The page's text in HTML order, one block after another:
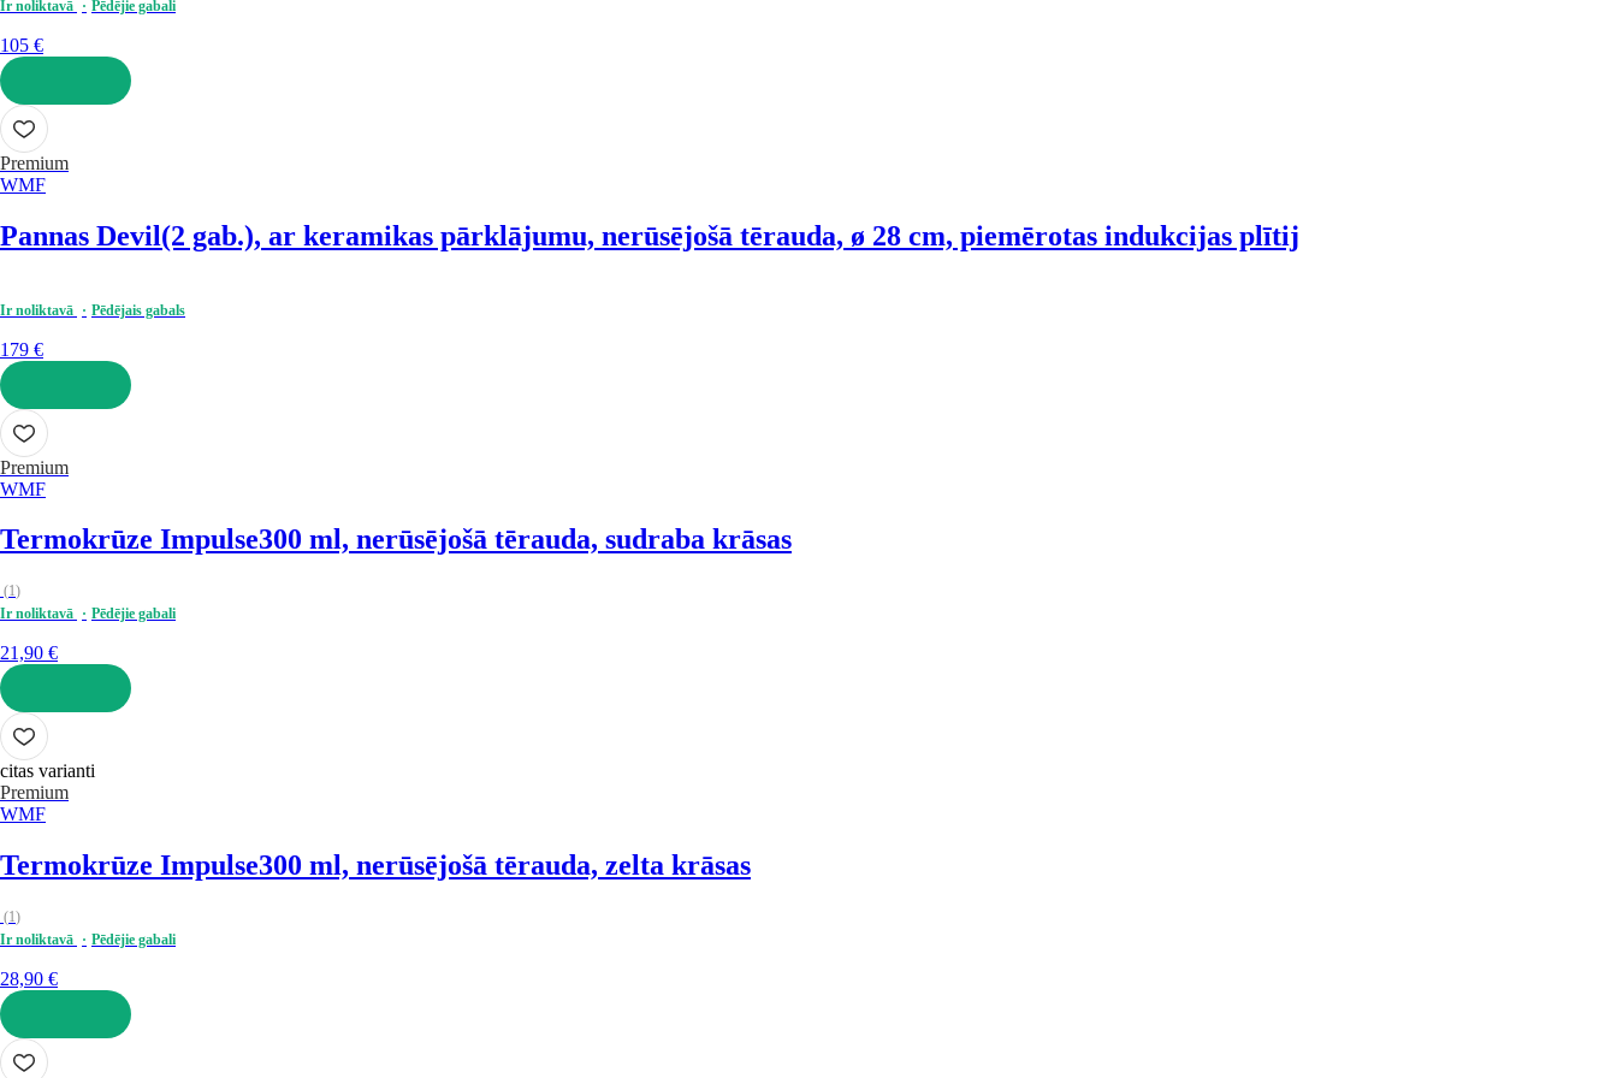
Ir noliktavā Pēdējie gabali
105 €
LIKT GROZĀ
Premium
WMF
Pannas Devil(2 gab.), ar keramikas pārklājumu, nerūsējošā tērauda, ø 28 cm, piemērotas indukcijas plītij
Ir noliktavā Pēdējais gabals
179 €
LIKT GROZĀ
Premium
WMF
Termokrūze Impulse300 ml, nerūsējošā tērauda, sudraba krāsas
(1)
Ir noliktavā
Pēdējie gabali
21,90 €
LIKT GROZĀ
citas varianti
Premium
WMF
Termokrūze Impulse300 ml, nerūsējošā tērauda, zelta krāsas
(1)
Ir noliktavā
Pēdējie gabali
28,90 €
LIKT GROZĀ